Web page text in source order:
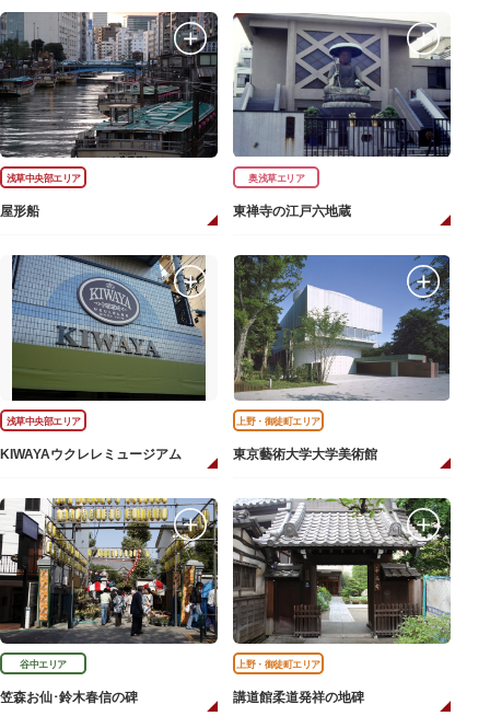
浅草中央部エリア
屋形船
奥浅草エリア
東禅寺の江戸六地蔵
浅草中央部エリア
KIWAYAウクレレミュージアム
上野・御徒町エリア
東京藝術大学大学美術館
谷中エリア
笠森お仙･鈴木春信の碑
上野・御徒町エリア
講道館柔道発祥の地碑